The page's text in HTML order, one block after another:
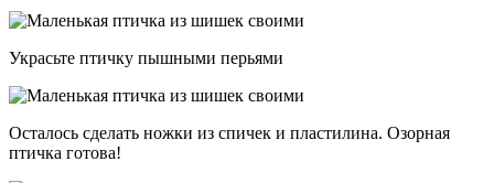
Украсьте птичку пышными перьями
Осталось сделать ножки из спичек и пластилина. Озорная
птичка готова!